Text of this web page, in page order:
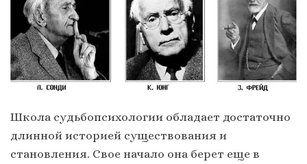
Школа судьбопсихологии обладает достаточно
длинной историей существования и
становления. Свое начало она берет еще в